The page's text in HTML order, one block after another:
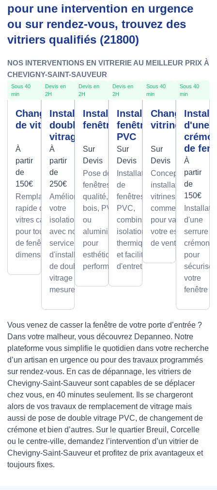
pour une intervention en urgence
ou sur rendez-vous, trouvez des
vitriers qualifiés (21800)
NOS INTERVENTIONS EN VITRERIE AU MEILLEUR PRIX À
CHEVIGNY-SAINT-SAUVEUR
Sous 40
min
Changement
de vitre
À
partir
de
150€
Remplacement
rapide de
vitres cassées,
pour tous types
de fenêtres et
dimensions.
Devis en
2H
Installation
double
vitrage
À
partir
de
250€
Améliorez
votre
isolation
avec notre
service
d'installation
de double
vitrage sur
mesure.
Devis en
2H
Installation
fenêtres
Sur
Devis
Pose de
fenêtres de
qualité, en
bois, PVC
ou
aluminium,
pour
esthétique et
performance.
Devis en
2H
Installation
fenêtre
PVC
Sur
Devis
Installation
de
fenêtres
PVC,
combinant
isolation
thermique
et facilité
d'entretien.
Sous 40
min
Changement
vitrine
Sur
Devis
Conception et
installation de
vitrines
commerciales
pour valoriser
votre espace
de vente.
Sous 40
min
d'une
de
À
partir
de
150€
d'une
serrure à
crémone
pour
sécuriser
votre
fenêtre
Vous venez de casser la fenêtre de votre porte d’entrée ?
Dans votre malheur, vous découvrez Depanneo. Notre
plateforme vous simplifie le quotidien dans votre recherche
d’un artisan en urgence ou pour des travaux programmés
sur rendez-vous. En cas de dépannage, les vitriers de
Chevigny-Saint-Sauveur sont capables de se déplacer
chez vous, en 40 minutes seulement. Ils se chargeront
alors de vos travaux de remplacement de vitrage mais
aussi de pose de double vitrage PVC, de changement de
crémone et bien d’autres. Sur le quartier Breuil, Corcelle
ou le centre-ville, demandez l’intervention d’un vitrier de
Chevigny-Saint-Sauveur et profitez de prix avantageux et
toujours fixes.